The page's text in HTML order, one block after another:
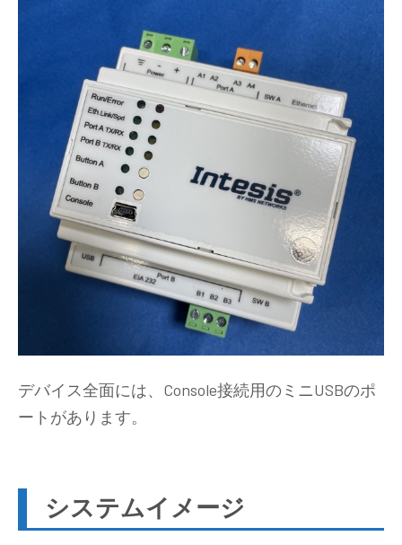
デバイス全面には、Console接続用のミニUSBのポ
ートがあります。
システムイメージ